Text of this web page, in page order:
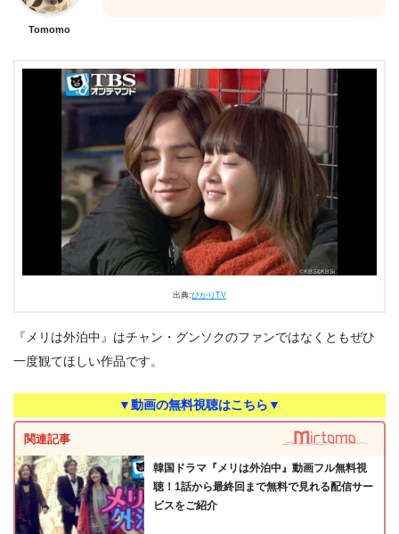
Tomomo
出典:ひかりTV
『メリは外泊中』はチャン・グンソクのファンではなくともぜひ
一度観てほしい作品です。
▼動画の無料視聴はこちら▼
関連記事
韓国ドラマ『メリは外泊中』動画フル無料視
聴！1話から最終回まで無料で見れる配信サー
ビスをご紹介